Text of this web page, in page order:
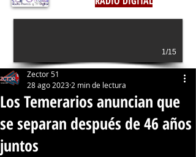
1/15
Los Temerarios anuncian que
se separan después de 46 años
juntos
Zector 51
28 ago 2023 2 min de lectura